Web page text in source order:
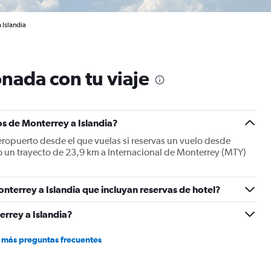
Islandia
con tu viaje
de Monterrey a Islandia?
desde el que vuelas si reservas un vuelo desde
trayecto de 23,9 km a Internacional de Monterrey (MTY)
a Islandia que incluyan reservas de hotel?
a Islandia?
más preguntas frecuentes